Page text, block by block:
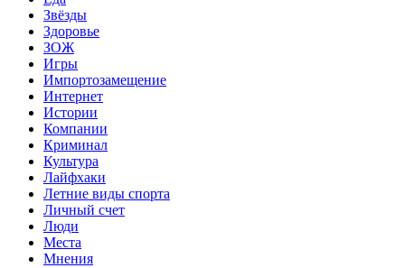
Звёзды
Здоровье
ЗОЖ
Игры
Импортозамещение
Интернет
Истории
Компании
Криминал
Культура
Лайфхаки
Летние виды спорта
Личный счет
Люди
Места
Мнения